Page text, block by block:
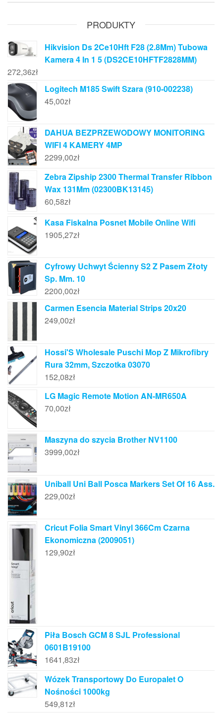
PRODUKTY
Hikvision Ds 2Ce10Hft F28 (2.8Mm) Tubowa
Kamera 4 In 1 5 (DS2CE10HFTF2828MM)
272,36zł
Logitech M185 Swift Szara (910-002238)
45,00zł
DAHUA BEZPRZEWODOWY MONITORING
WIFI 4 KAMERY 4MP
2299,00zł
Zebra Zipship 2300 Thermal Transfer Ribbon
Wax 131Mm (02300BK13145)
60,58zł
Kasa Fiskalna Posnet Mobile Online Wifi
1905,27zł
Cyfrowy Uchwyt Ścienny S2 Z Pasem Złoty
Sp. Mm. 10
2200,00zł
Carmen Esencia Material Strips 20x20
249,00zł
Hossi'S Wholesale Puschi Mop Z Mikrofibry
Rura 32mm, Szczotka 03070
152,08zł
LG Magic Remote Motion AN-MR650A
70,00zł
Maszyna do szycia Brother NV1100
3999,00zł
Uniball Uni Ball Posca Markers Set Of 16 Ass.
229,00zł
Cricut Folia Smart Vinyl 366Cm Czarna
Ekonomiczna (2009051)
129,90zł
Piła Bosch GCM 8 SJL Professional
0601B19100
1641,83zł
Wózek Transportowy Do Europalet O
Nośności 1000kg
549,81zł